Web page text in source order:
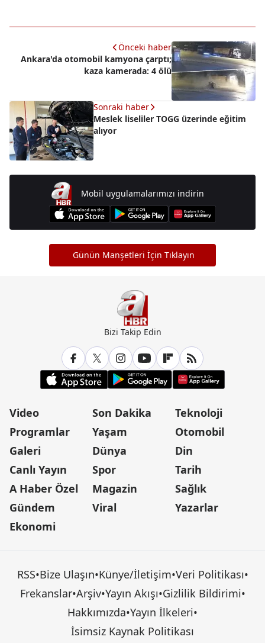
Önceki haber
Ankara'da otomobil kamyona çarptı;
kaza kamerada: 4 ölü
Sonraki haber
Meslek liseliler TOGG üzerinde eğitim
alıyor
Mobil uygulamalarımızı indirin
Günün Manşetleri İçin Tıklayın
Bizi Takip Edin
Video
Programlar
Galeri
Canlı Yayın
A Haber Özel
Gündem
Ekonomi
Son Dakika
Yaşam
Dünya
Spor
Magazin
Viral
Teknoloji
Otomobil
Din
Tarih
Sağlık
Yazarlar
RSS•Bize Ulaşın•Künye/İletişim•Veri Politikası•
Frekanslar•Arşiv•Yayın Akışı•Gizlilik Bildirimi•
Hakkımızda•Yayın İlkeleri•
İsimsiz Kaynak Politikası